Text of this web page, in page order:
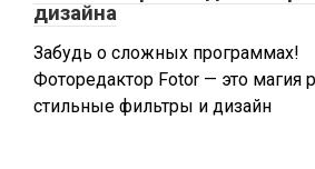
дизайна
Забудь о сложных программах!
Фоторедактор Fotor — это магия
стильные фильтры и дизайн